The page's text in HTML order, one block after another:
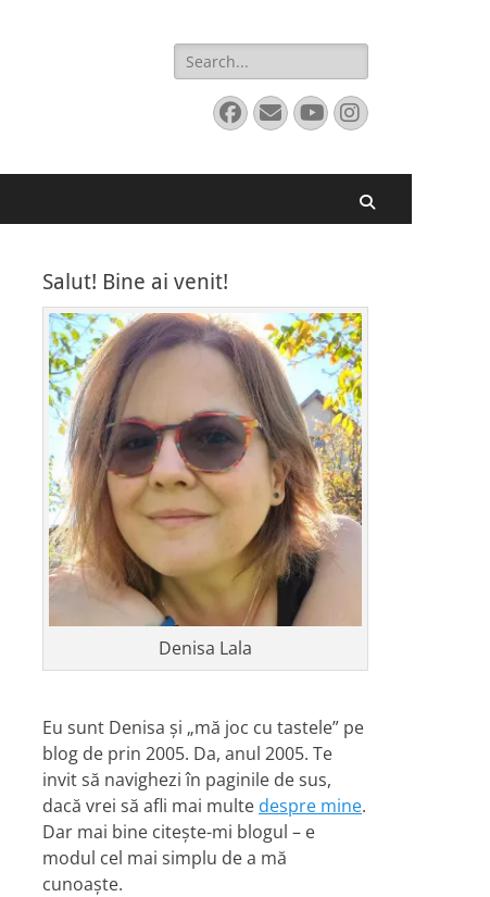
Search
for:
Facebook
EmailYouTube
Instagram
Salut! Bine ai venit!
Denisa Lala
Eu sunt Denisa și „mă joc cu tastele” pe
blog de prin 2005. Da, anul 2005. Te
invit să navighezi în paginile de sus,
dacă vrei să afli mai multe despre mine.
Dar mai bine citește-mi blogul – e
modul cel mai simplu de a mă
cunoaște.